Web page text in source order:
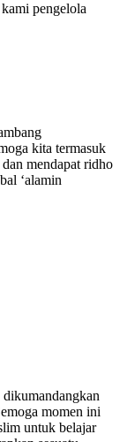
pengelola
kita termasuk
mendapat ridho
‘alamin
momen ini
untuk belajar